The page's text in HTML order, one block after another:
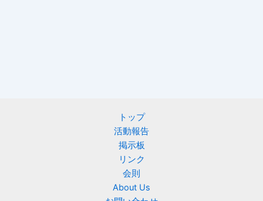
トップ
活動報告
掲示板
リンク
会則
About Us